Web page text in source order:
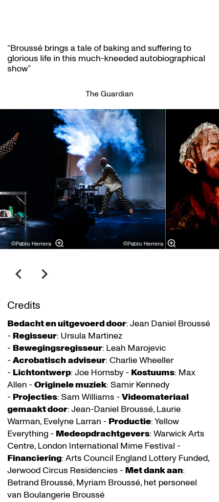
“Broussé brings a tale of baking and suffering to
glorious life in this much-kneeded autobiographical
show”
The Guardian
©Pablo Herrera ©Pablo Herrera
Credits
Bedacht en uitgevoerd door: Jean Daniel Broussé
- Regisseur: Ursula Martinez
- Bewegingsregisseur: Leah Marojevic
- Acrobatischadviseur: Charlie Wheeller
- Lichtontwerp: Joe Hornsby - Kostuums: Max
Allen - Originele muziek: Samir Kennedy
- Projecties: Sam Williams - Videomateriaal
gemaakt door: Jean-Daniel Broussé, Laurie
Warman, Evelyne Larran - Productie: Yellow
Everything - Medeopdrachtgevers: Warwick Arts
Centre, London International Mime Festival -
Financiering: Arts Council England Lottery Funded,
Jerwood Circus Residencies - Met dank aan:
Betrand Broussé, Myriam Broussé, het personeel
van Boulangerie Broussé